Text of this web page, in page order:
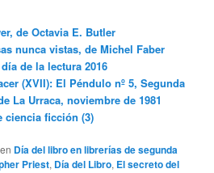
de Octavia E. Butler
nunca vistas, de Michel Faber
de la lectura 2016
(XVII): El Péndulo nº 5, Segunda
La Urraca, noviembre de 1981
ficción (3)
Día del libro en librerías de segunda
Priest, Día del Libro, El secreto del